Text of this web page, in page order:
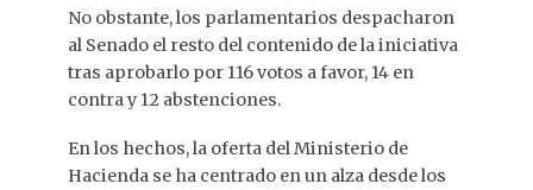
No obstante, los parlamentarios despacharon
al Senado el resto del contenido de la iniciativa
tras aprobarlo por 116 votos a favor, 14 en
contra y 12 abstenciones.
En los hechos, la oferta del Ministerio de
Hacienda se ha centrado en un alza desde los